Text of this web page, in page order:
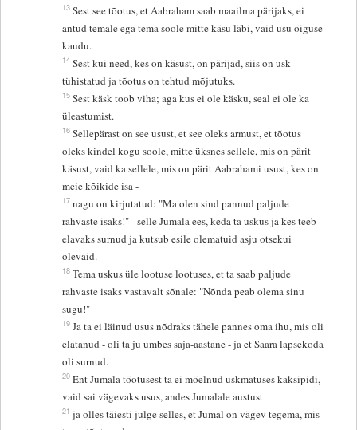
13 Sest see tõotus, et Aabraham saab maailma pärijaks, ei
antud temale ega tema soole mitte käsu läbi, vaid usu õiguse
kaudu.
14 Sest kui need, kes on käsust, on pärijad, siis on usk
tühistatud ja tõotus on tehtud mõjutuks.
15 Sest käsk toob viha; aga kus ei ole käsku, seal ei ole ka
üleastumist.
16 Sellepärast on see usust, et see oleks armust, et tõotus
oleks kindel kogu soole, mitte üksnes sellele, mis on pärit
käsust, vaid ka sellele, mis on pärit Aabrahami usust, kes on
meie kõikide isa -
17 nagu on kirjutatud: "Ma olen sind pannud paljude
rahvaste isaks!" - selle Jumala ees, keda ta uskus ja kes teeb
elavaks surnud ja kutsub esile olematuid asju otsekui
olevaid.
18 Tema uskus üle lootuse lootuses, et ta saab paljude
rahvaste isaks vastavalt sõnale: "Nõnda peab olema sinu
sugu!"
19 Ja ta ei läinud usus nõdraks tähele pannes oma ihu, mis oli
elatanud - oli ta ju umbes saja-aastane - ja et Saara lapsekoda
oli surnud.
20 Ent Jumala tõotusest ta ei mõelnud uskmatuses kaksipidi,
vaid sai vägevaks usus, andes Jumalale austust
21 ja olles täiesti julge selles, et Jumal on vägev tegema, mis